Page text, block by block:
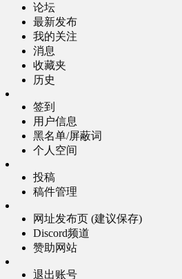
论坛
最新发布
我的关注
消息
收藏夹
历史
签到
用户信息
黑名单/屏蔽词
个人空间
投稿
稿件管理
网址发布页 (建议保存)
Discord频道
赞助网站
退出账号